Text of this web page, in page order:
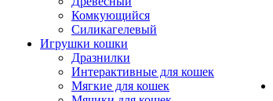
Комкующийся
Силикагелевый
Игрушки кошки
Дразнилки
Интерактивные для кошек
Мягкие для кошек